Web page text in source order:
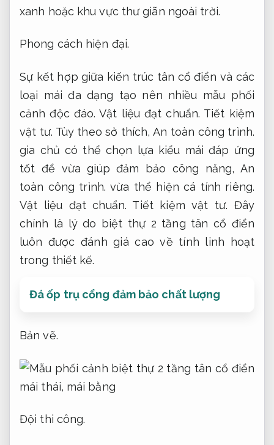
xanh hoặc khu vực thư giãn ngoài trời.
Phong cách hiện đại.
Sự kết hợp giữa kiến trúc tân cổ điển và các
loại mái đa dạng tạo nên nhiều mẫu phối
cảnh độc đáo.Vật liệu đạt chuẩn. Tiết kiệm
vật tư. Tùy theo sở thích, An toàn công trình.
gia chủ có thể chọn lựa kiểu mái đáp ứng
tốt để vừa giúp đảm bảo công năng, An
toàn công trình. vừa thể hiện cá tính riêng.
Vật liệu đạt chuẩn. Tiết kiệm vật tư. Đây
chính là lý do biệt thự 2 tầng tân cổ điển
luôn được đánh giá cao về tính linh hoạt
trong thiết kế.
Đá ốp trụ cổng đảm bảo chất lượng
Bản vẽ.
Đội thi công.